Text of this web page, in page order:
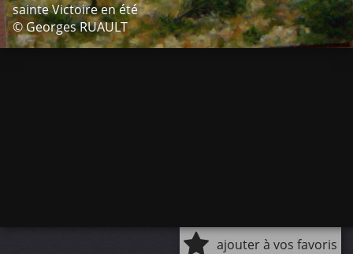
sainte Victoire en été
© Georges RUAULT
ajouter à vos favoris